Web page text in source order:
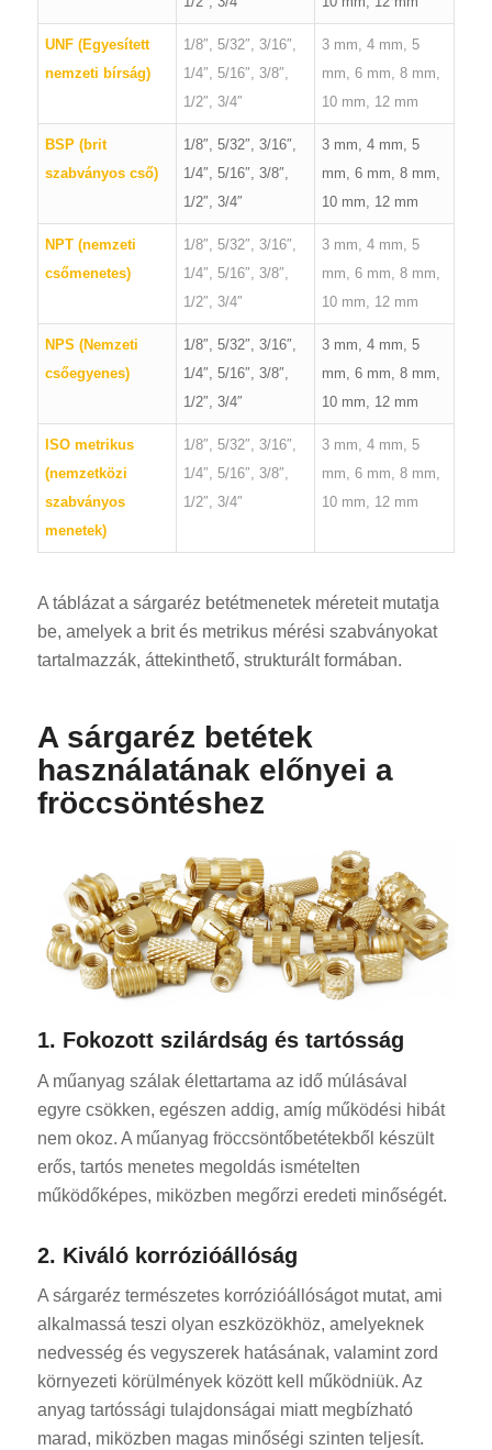
UNF (Egyesített
nemzeti bírság)
1/8″, 5/32″, 3/16″,
1/4″, 5/16″, 3/8″,
1/2″, 3/4″
3 mm, 4 mm, 5
mm, 6 mm, 8 mm,
10 mm, 12 mm
BSP (brit
szabványos cső)
1/8″, 5/32″, 3/16″,
1/4″, 5/16″, 3/8″,
1/2″, 3/4″
3 mm, 4 mm, 5
mm, 6 mm, 8 mm,
10 mm, 12 mm
NPT (nemzeti
csőmenetes)
1/8″, 5/32″, 3/16″,
1/4″, 5/16″, 3/8″,
1/2″, 3/4″
3 mm, 4 mm, 5
mm, 6 mm, 8 mm,
10 mm, 12 mm
NPS (Nemzeti
csőegyenes)
1/8″, 5/32″, 3/16″,
1/4″, 5/16″, 3/8″,
1/2″, 3/4″
3 mm, 4 mm, 5
mm, 6 mm, 8 mm,
10 mm, 12 mm
ISO metrikus
(nemzetközi
szabványos
menetek)
1/8″, 5/32″, 3/16″,
1/4″, 5/16″, 3/8″,
1/2″, 3/4″
3 mm, 4 mm, 5
mm, 6 mm, 8 mm,
10 mm, 12 mm
A táblázat a sárgaréz betétmenetek méreteit mutatja
be, amelyek a brit és metrikus mérési szabványokat
tartalmazzák, áttekinthető, strukturált formában.
A sárgaréz betétek
használatának előnyei a
fröccsöntéshez
1. Fokozott szilárdság és tartósság
A műanyag szálak élettartama az idő múlásával
egyre csökken, egészen addig, amíg működési hibát
nem okoz. A műanyag fröccsöntőbetétekből készült
erős, tartós menetes megoldás ismételten
működőképes, miközben megőrzi eredeti minőségét.
2. Kiváló korrózióállóság
A sárgaréz természetes korrózióállóságot mutat, ami
alkalmassá teszi olyan eszközökhöz, amelyeknek
nedvesség és vegyszerek hatásának, valamint zord
környezeti körülmények között kell működniük. Az
anyag tartóssági tulajdonságai miatt megbízható
marad, miközben magas minőségi szinten teljesít.